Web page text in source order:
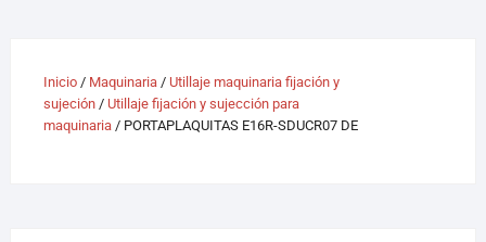
Inicio/ Maquinaria/ Utillaje maquinaria fijación y
sujeción/ Utillaje fijación y sujección para
maquinaria/ PORTAPLAQUITAS E16R-SDUCR07 DE